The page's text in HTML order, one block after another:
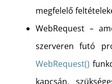
megfelelő
WebRequest –
szerveren futó
WebRequest()
kapcsán,